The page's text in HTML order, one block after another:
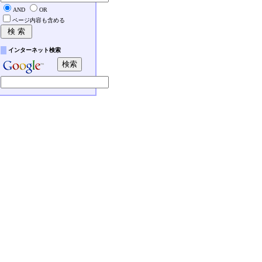
AND
OR
ページ内容も含める
インターネット検索